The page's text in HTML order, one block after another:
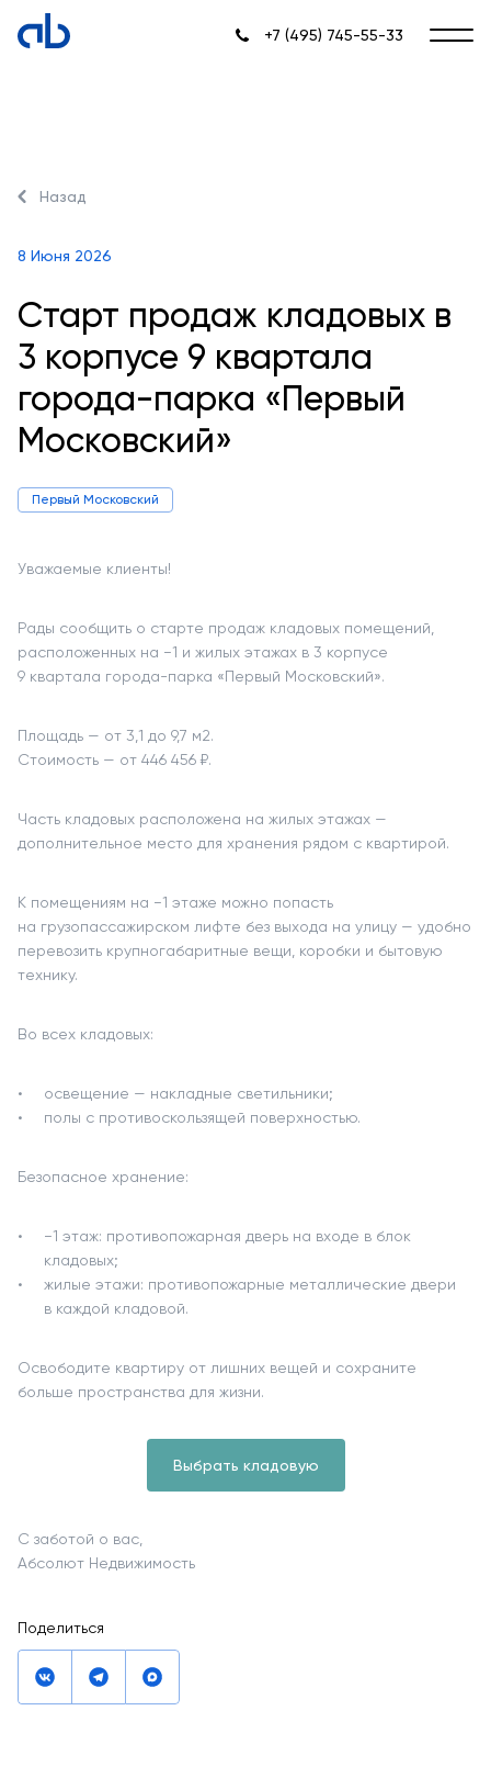
+7 (495) 745-55-33
Назад
8 Июня 2026
Старт продаж кладовых в
3 корпусе 9 квартала
города-парка «Первый
Московский»
Первый Московский
Уважаемые клиенты!
Рады сообщить о старте продаж кладовых помещений,
расположенных на −1 и жилых этажах в 3 корпусе
9 квартала города-парка «Первый Московский».
Площадь — от 3,1 до 9,7 м2.
Стоимость — от 446 456 ₽.
Часть кладовых расположена на жилых этажах —
дополнительное место для хранения рядом с квартирой.
К помещениям на −1 этаже можно попасть
на грузопассажирском лифте без выхода на улицу — удобно
перевозить крупногабаритные вещи, коробки и бытовую
технику.
Во всех кладовых:
освещение — накладные светильники;
полы с противоскользящей поверхностью.
Безопасное хранение:
−1 этаж: противопожарная дверь на входе в блок
кладовых;
жилые этажи: противопожарные металлические двери
в каждой кладовой.
Освободите квартиру от лишних вещей и сохраните
больше пространства для жизни.
Выбрать кладовую
С заботой о вас,
Абсолют Недвижимость
Поделиться